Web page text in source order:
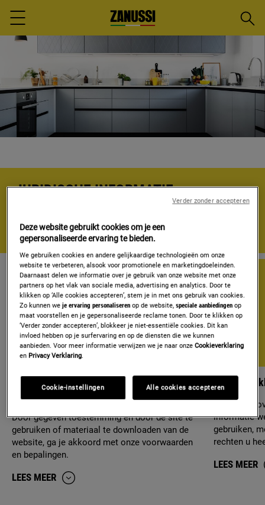
Menu
JURIDISCHE INFORMATIE
verplichte thema's.
Voorwaarden en bepalingen van de Zanussi
website
Door gegeven toestemming en door de site te
gebruiken of materiaal te downloaden van de
website, ga je akkoord met onze voorwaarden
en bepalingen.
LEES MEER
Informatie
informatie
gebruiken,
rechten u
LEES MEER
Deze website gebruikt cookies om je een
gepersonaliseerde ervaring te bieden.
We gebruiken cookies en andere gelijkaardige technologieën om onze
website te verbeteren, alsook voor promotionele en marketingdoeleinden.
Daarnaast delen we informatie over je gebruik van onze website met onze
partners op het vlak van sociale media, advertising en analytics. Door te
klikken op ‘Alle cookies accepteren’, stem je in met ons gebruik van cookies.
Zo kunnen weje ervaring personaliseren op de website,speciale aanbiedingen op
maat voorstellen en je gepersonaliseerde reclame tonen. Door te klikken op
‘Verder zonder accepteren’, blokkeer je niet-essentiële cookies. Dit kan
invloed hebben op je surfervaring en op de diensten die we kunnen
aanbieden. Voor meer informatie verwijzen we je naar onzeCookieverklaring
en Privacy Verklaring.
Cookie-instellingen Alle cookies accepteren
Verder zonder accepteren